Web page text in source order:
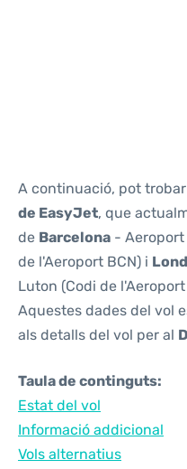
A continuació, pot
de EasyJet, que
de Barcelona - Aeroport
de l'Aeroport BCN) i
Luton (Codi de l'Aeroport
Aquestes dades del vol
als detalls del vol per al
Taula de continguts:
Estat del vol
Informació addicional
Vols alternatius